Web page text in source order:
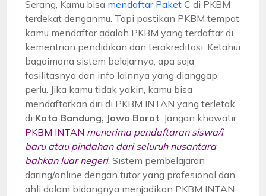
Serang, Kamu bisa mendaftar Paket C di PKBM
terdekat denganmu. Tapi pastikan PKBM tempat
kamu mendaftar adalah PKBM yang terdaftar di
kementrian pendidikan dan terakreditasi. Ketahui
bagaimana sistem belajarnya, apa saja
fasilitasnya dan info lainnya yang dianggap
perlu. Jika kamu tidak yakin, kamu bisa
mendaftarkan diri di PKBM INTAN yang terletak
di Kota Bandung, Jawa Barat . Jangan khawatir,
PKBM INTAN menerima pendaftaran siswa/i
baru atau pindahan dari seluruh nusantara
bahkan luar negeri. Sistem pembelajaran
daring/online dengan tutor yang profesional dan
ahli dalam bidangnya menjadikan PKBM INTAN